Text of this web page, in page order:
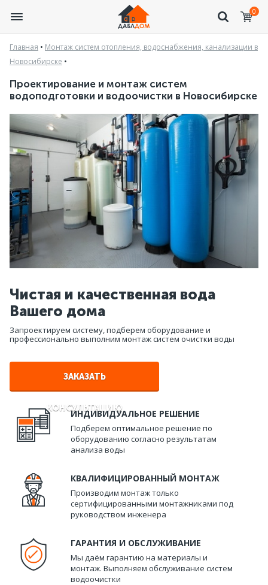
0
Главная • Монтаж систем отопления, водоснабжения, канализации в
Новосибирске •
Проектирование и монтаж систем
водоподготовки и водоочистки в Новосибирске
Чистая и качественная вода
Вашего дома
Запроектируем систему, подберем оборудование и
профессионально выполним монтаж систем очистки воды
ЗАКАЗАТЬ
КОНСУЛЬТАЦИЮ
ИНДИВИДУАЛЬНОЕ РЕШЕНИЕ
Подберем оптимальное решение по
оборудованию согласно результатам
анализа воды
КВАЛИФИЦИРОВАННЫЙ МОНТАЖ
Производим монтаж только
сертифицированными монтажниками под
руководством инженера
ГАРАНТИЯ И ОБСЛУЖИВАНИЕ
Мы даём гарантию на материалы и
монтаж. Выполняем обслуживание систем
водоочистки